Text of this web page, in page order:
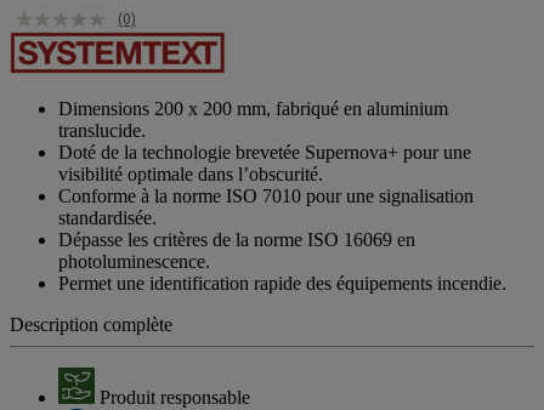
(0)
Dimensions 200 x 200 mm, fabriqué en aluminium
translucide.
Doté de la technologie brevetée Supernova+ pour une
visibilité optimale dans l’obscurité.
Conforme à la norme ISO 7010 pour une signalisation
standardisée.
Dépasse les critères de la norme ISO 16069 en
photoluminescence.
Permet une identification rapide des équipements incendie.
Description complète
Produit responsable